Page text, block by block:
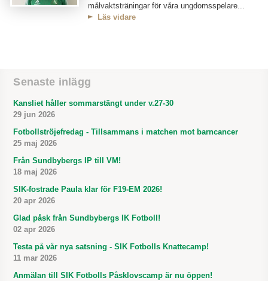
målvaktsträningar för våra ungdomsspelare...
Läs vidare
Senaste inlägg
Kansliet håller sommarstängt under v.27-30
29 jun 2026
Fotbollströjefredag - Tillsammans i matchen mot barncancer
25 maj 2026
Från Sundbybergs IP till VM!
18 maj 2026
SIK-fostrade Paula klar för F19-EM 2026!
20 apr 2026
Glad påsk från Sundbybergs IK Fotboll!
02 apr 2026
Testa på vår nya satsning - SIK Fotbolls Knattecamp!
11 mar 2026
Anmälan till SIK Fotbolls Påsklovscamp är nu öppen!